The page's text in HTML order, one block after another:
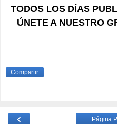
TODOS LOS DÍAS
ÚNETE A NUESTRO
Compartir
‹ Página